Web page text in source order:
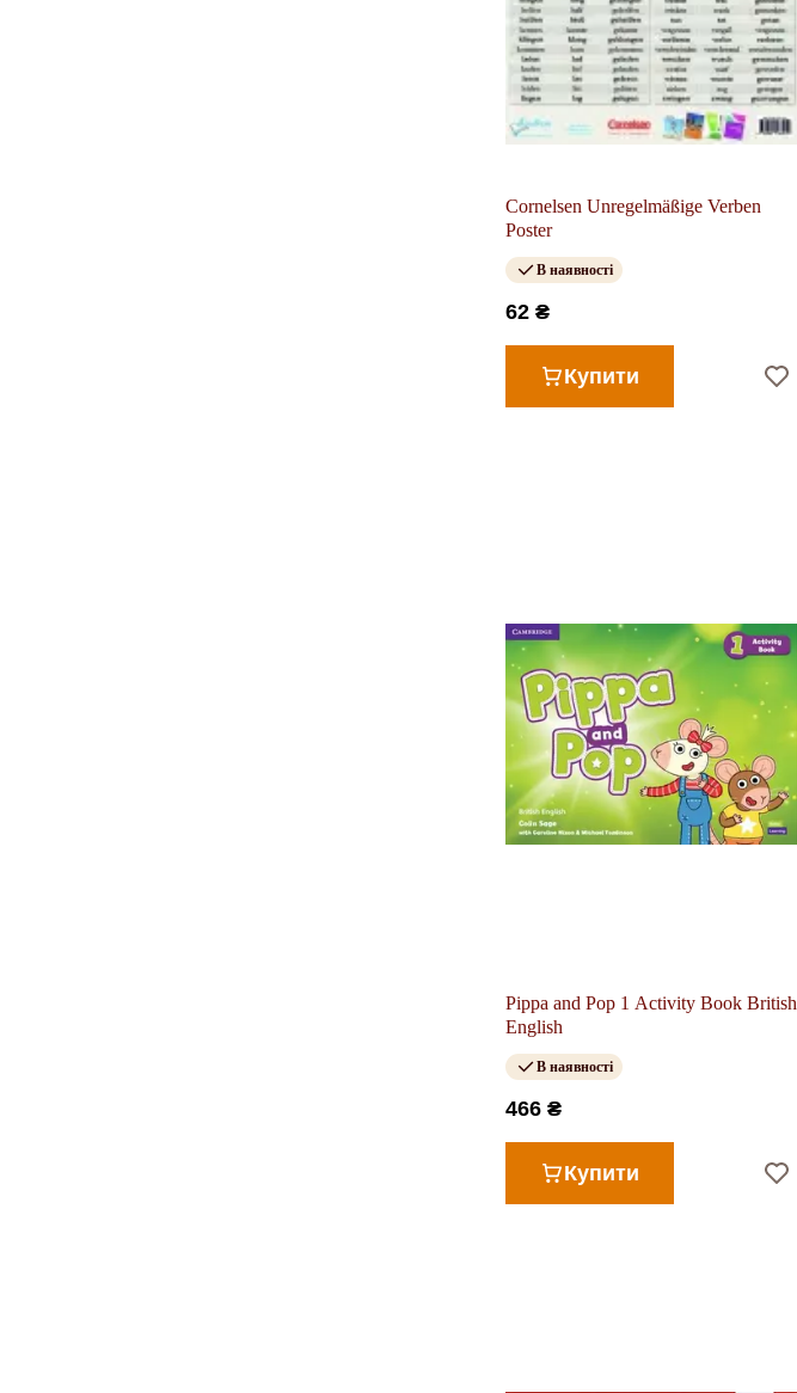
Cornelsen Unregelmäßige Verben
Poster
В наявності
62 ₴
Купити
Pippa and Pop 1 Activity Book British
English
В наявності
466 ₴
Купити